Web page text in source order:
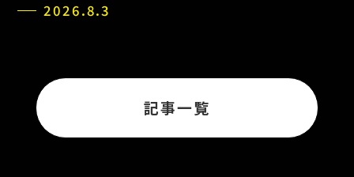
2026.8.3
記事一覧